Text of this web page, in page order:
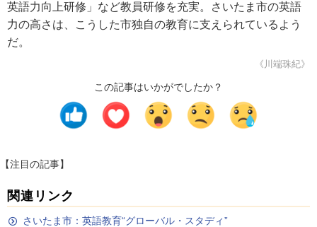
英語力向上研修」など教員研修を充実。さいたま市の英語
力の高さは、こうした市独自の教育に支えられているよう
だ。
《川端珠紀》
この記事はいかがでしたか？
【注目の記事】
関連リンク
さいたま市：英語教育“グローバル・スタディ”